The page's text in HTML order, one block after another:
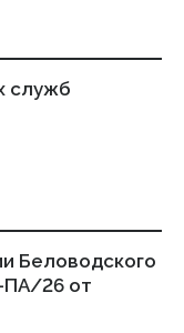
служб
Беловодского
ПА/26 от